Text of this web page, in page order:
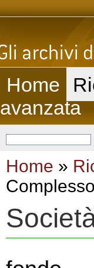
Home
avanzata
Home »